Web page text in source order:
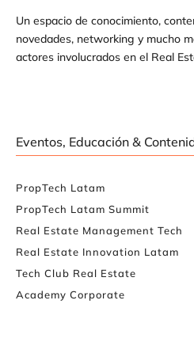
Un espacio de conocimiento,
novedades, networking y mucho
actores involucrados en el Real
Eventos, Educación &
PropTech Latam
PropTech Latam Summit
Real Estate Management Tech
Real Estate Innovation Latam
Tech Club Real Estate
Academy Corporate